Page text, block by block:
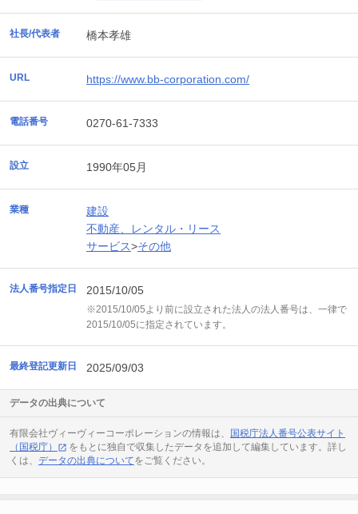
社長/代表者 橋本孝雄
URL https://www.bb-corporation.com/
電話番号 0270-61-7333
設立 1990年05月
業種
建設
不動産、レンタル・リース
サービス>その他
法人番号指定日 2015/10/05
※2015/10/05より前に設立された法人の法人番号は、一律で
2015/10/05に指定されています。
最終登記更新日 2025/09/03
データの出典について
有限会社ヴィーヴィーコーポレーションの情報は、
国税庁法人番号公表サイト
（国税庁）
をもとに独自で収集したデータを追加して編集しています。詳し
くは、 データの出典についてをご覧ください。